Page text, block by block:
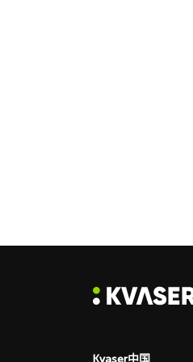
Kvaser中国